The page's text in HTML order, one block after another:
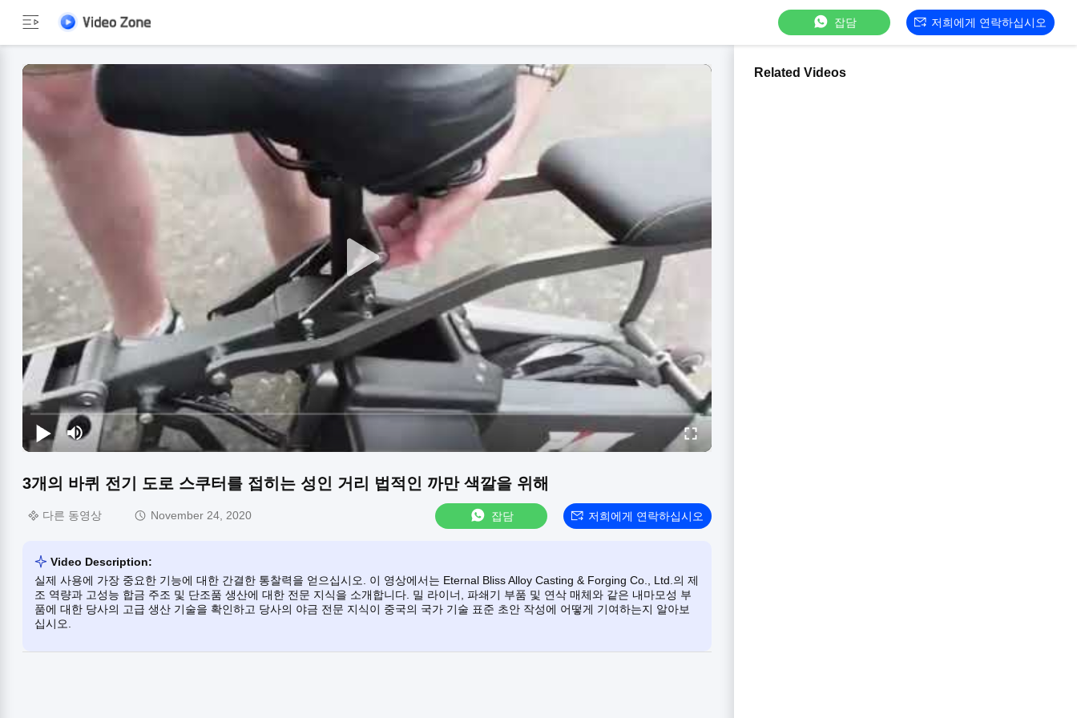
잡담 저희에게 연락하십시오
3개의 바퀴 전기 도로 스쿠터를 접히는 성인 거리 법적인 까만 색깔을 위해
다른 동영상 November 24, 2020 잡담 저희에게 연락하십시오
Video Description:
실제 사용에 가장 중요한 기능에 대한 간결한 통찰력을 얻으십시오. 이 영상에서는 Eternal Bliss Alloy Casting & Forging Co., Ltd.의 제
조 역량과 고성능 합금 주조 및 단조품 생산에 대한 전문 지식을 소개합니다. 밀 라이너, 파쇄기 부품 및 연삭 매체와 같은 내마모성 부
품에 대한 당사의 고급 생산 기술을 확인하고 당사의 야금 전문 지식이 중국의 국가 기술 표준 초안 작성에 어떻게 기여하는지 알아보
십시오.
Related Videos